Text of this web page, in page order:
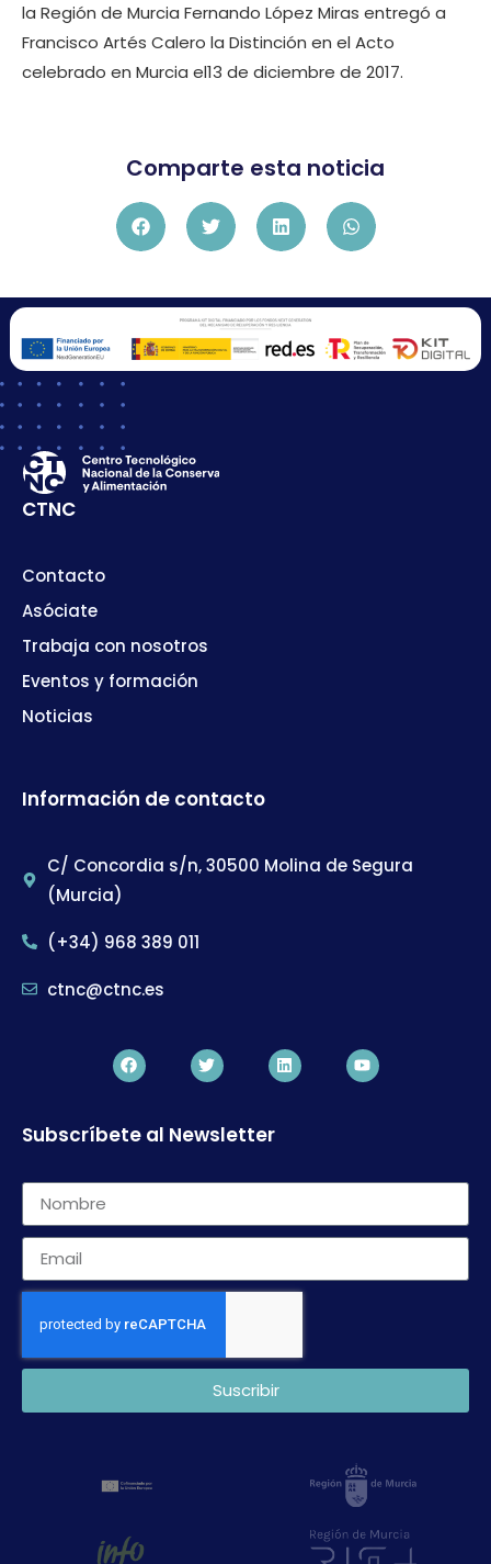
la Región de Murcia Fernando López Miras entregó a
Francisco Artés Calero la Distinción en el Acto
celebrado en Murcia el13 de diciembre de 2017.
Comparte esta noticia
CTNC
Contacto
Asóciate
Trabaja con nosotros
Eventos y formación
Noticias
Información de contacto
C/ Concordia s/n, 30500 Molina de Segura
(Murcia)
(+34) 968 389 011
ctnc@ctnc.es
Subscríbete al Newsletter
Suscribir